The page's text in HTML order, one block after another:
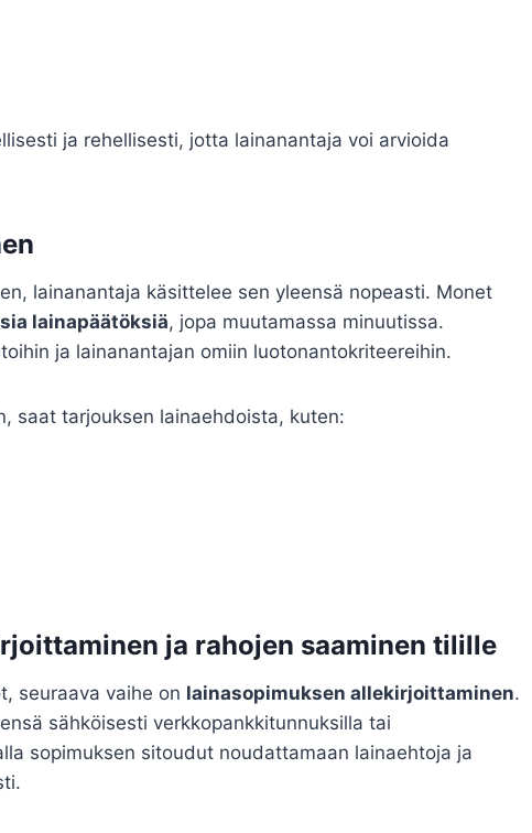
ja rehellisesti, jotta lainanantaja voi arvioida
lainanantaja käsittelee sen yleensä nopeasti. Monet
lainapäätöksiä, jopa muutamassa minuutissa.
ja lainanantajan omiin luotonantokriteereihin.
saat tarjouksen lainaehdoista, kuten:
ja rahojen saaminen tilille
seuraava vaihe on lainasopimuksen allekirjoittaminen.
sähköisesti verkkopankkitunnuksilla tai
sopimuksen sitoudut noudattamaan lainaehtoja ja